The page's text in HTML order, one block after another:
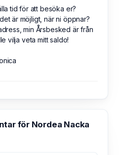
tid för att besöka er?
är möjligt, när ni öppnar?
min Årsbesked är från
vilja veta mitt saldo!
för Nordea Nacka